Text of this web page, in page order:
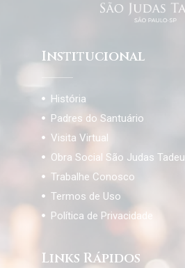
Institucional
História
Padres do Santuário
Visita Virtual
Obra Social São Judas Tadeu
Trabalhe Conosco
Termos de Uso
Política de Privacidade
Links Rápidos